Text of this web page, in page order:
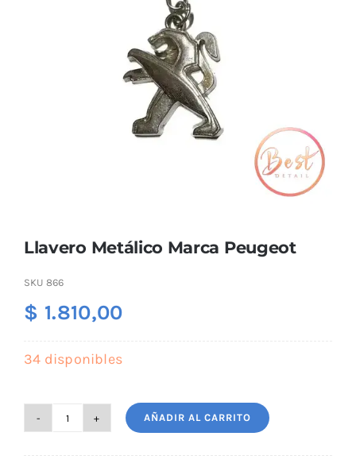
Outlet
Llavero Metálico Marca Peugeot
SKU 866
$ 1.810,00
34 disponibles
AÑADIR AL CARRITO